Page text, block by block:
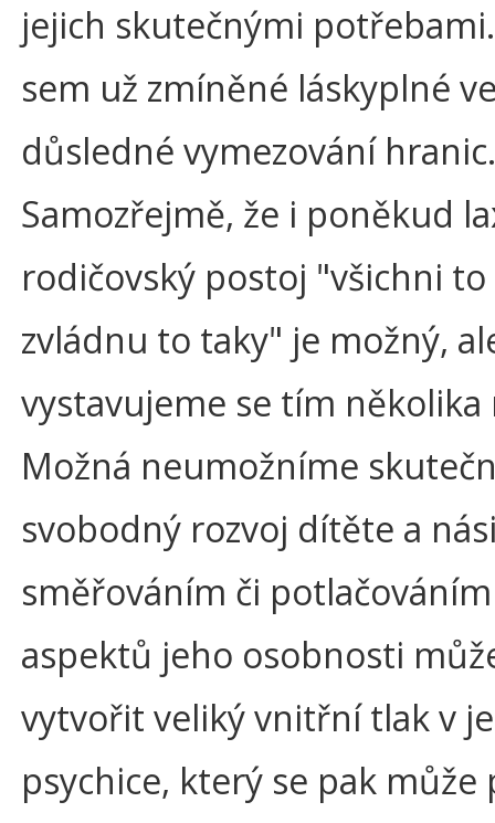
jejich skutečnými
sem už zmíněné láskyplné
důsledné vymezování hranic.
Samozřejmě, že i poněkud
rodičovský postoj "všichni to
zvládnu to taky" je možný,
vystavujeme se tím několika
Možná neumožníme
svobodný rozvoj dítěte a
směřováním či
aspektů jeho osobnosti
vytvořit veliký vnitřní tlak v
psychice, který se pak